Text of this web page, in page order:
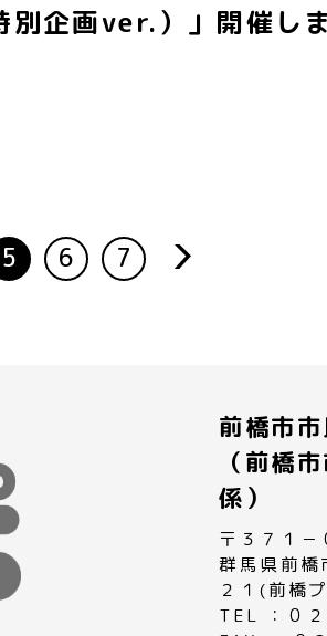
別企画ver.）」開催し
5 6 7 next
前橋市
（前橋
係）
〒３７１
群馬県前
２１(前橋
TEL ：０